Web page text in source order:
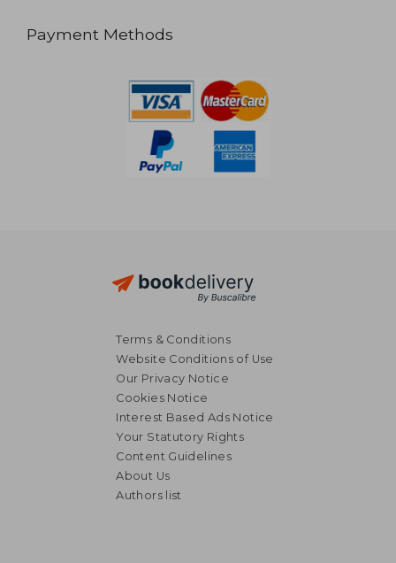
Payment Methods
Terms & Conditions
Website Conditions of Use
Our Privacy Notice
Cookies Notice
Interest Based Ads Notice
Your Statutory Rights
Content Guidelines
About Us
Authors list